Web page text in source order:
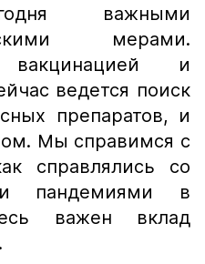
важными
мерами.
и
ведется поиск
препаратов, и
Мы справимся с
справлялись со
пандемиями в
важен вклад